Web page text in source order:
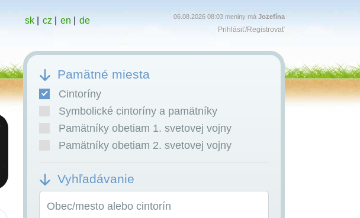
sk| cz en de 06.08.2026 08:03 meniny má Jozefína
Prihlásiť/Registrovať
Pamätné miesta
Cintoríny
Symbolické cintoríny a pamätníky
Pamätníky obetiam 1. svetovej vojny
Pamätníky obetiam 2. svetovej vojny
Vyhľadávanie
Obec/mesto alebo cintorín